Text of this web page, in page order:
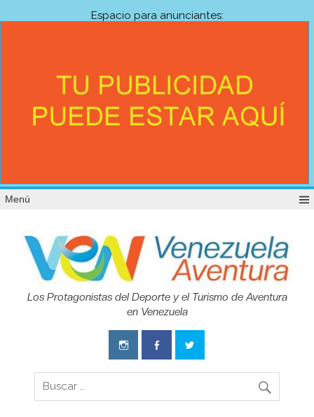
Espacio para anunciantes:
Menú
Venezuela
Experience
Los Protagonistas del Deporte y el Turismo de Aventura
en Venezuela